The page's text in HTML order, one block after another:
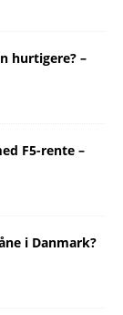
hurtigere? –
F5-rente –
i Danmark?